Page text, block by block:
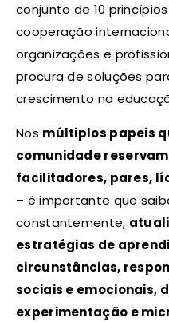
conjunto de 10 princípios
cooperação
organizações e
procura de soluções
crescimento na
Nos múltiplos papeis
comunidade
facilitadores, pares,
– é importante que
constantemente,
estratégias de
circunstâncias,
sociais e emocionais,
experimentação e